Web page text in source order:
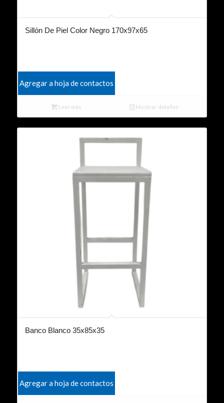
Sillón De Piel Color Negro 170x97x65
Agregar a hoja de contactos
Leer más Mostrar detalles
Banco Blanco 35x85x35
Agregar a hoja de contactos